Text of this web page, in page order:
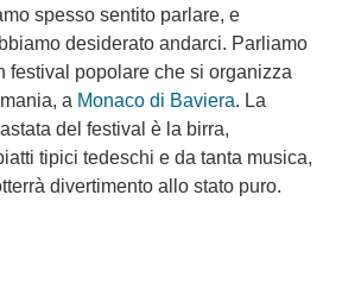
spesso sentito parlare, e
desiderato andarci. Parliamo
festival popolare che si organizza
a Monaco di Baviera. La
del festival è la birra,
tipici tedeschi e da tanta musica,
divertimento allo stato puro.